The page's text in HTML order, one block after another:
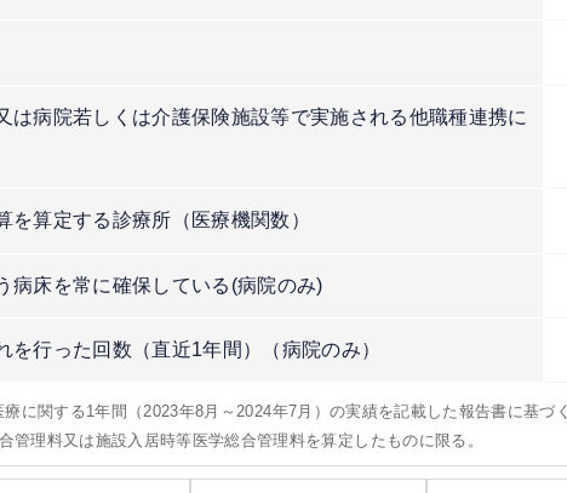
病院若しくは介護保険施設等で実施される他職種連携に
算定する診療所（医療機関数）
病床を常に確保している(病院のみ)
行った回数（直近1年間）（病院のみ）
に関する1年間（2023年8月～2024年7月）の実績を記載した報告書に基づく
理料又は施設入居時等医学総合管理料を算定したものに限る。